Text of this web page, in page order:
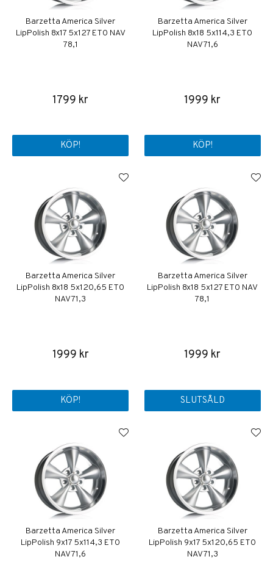
Barzetta America Silver
LipPolish 8x17 5x127 ET0 NAV
78,1
1799 kr
KÖP!
Barzetta America Silver
LipPolish 8x18 5x114,3 ET0
NAV 71,6
1999 kr
KÖP!
Barzetta America Silver
LipPolish 8x18 5x120,65 ET0
NAV 71,3
1999 kr
KÖP!
Barzetta America Silver
LipPolish 8x18 5x127 ET0 NAV
78,1
1999 kr
SLUTSÅLD
Barzetta America Silver
LipPolish 9x17 5x114,3 ET0
NAV 71,6
Barzetta America Silver
LipPolish 9x17 5x120,65 ET0
NAV 71,3